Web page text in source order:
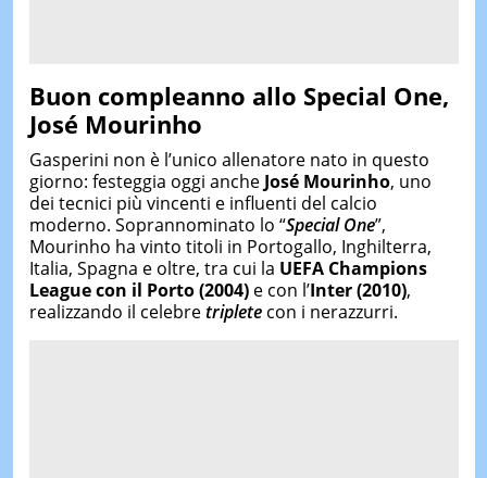
Buon compleanno allo Special One,
José Mourinho
Gasperini non è l’unico allenatore nato in questo
giorno: festeggia oggi anche José Mourinho, uno
dei tecnici più vincenti e influenti del calcio
moderno. Soprannominato lo “Special One”,
Mourinho ha vinto titoli in Portogallo, Inghilterra,
Italia, Spagna e oltre, tra cui la UEFA Champions
League con il Porto (2004)e con l’Inter (2010),
realizzando il celebretripletecon i nerazzurri.